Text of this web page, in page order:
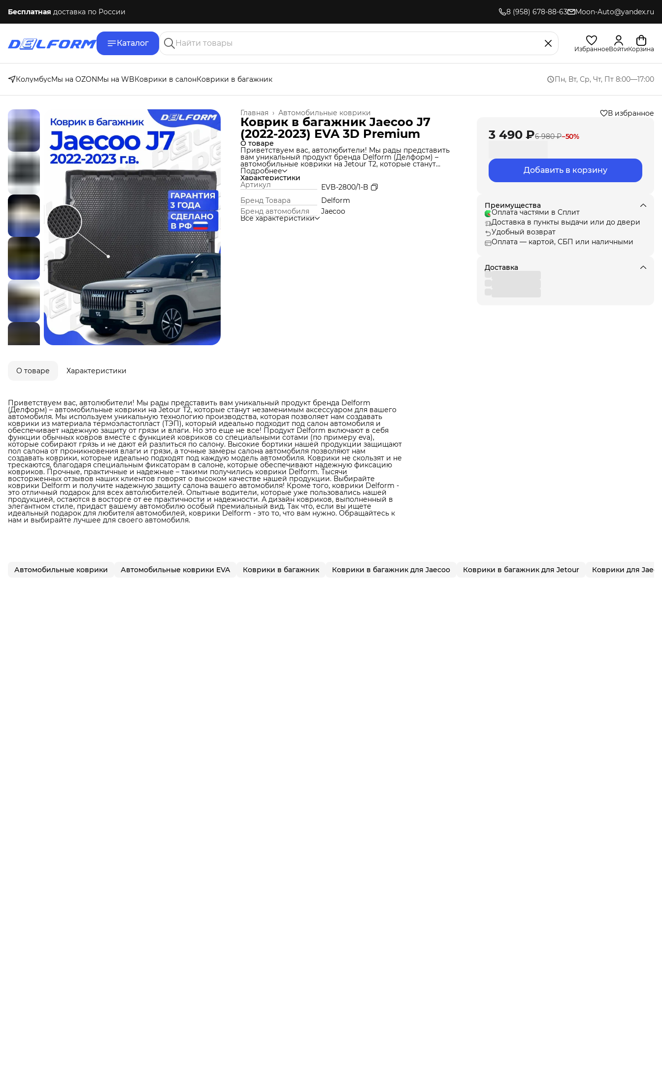
Бесплатная доставка по России 8 (958) 678-88-63 Moon-Auto@yandex.ru
Каталог
ИзбранноеВойтиКорзина
КолумбусМы на OZONМы на WBКоврики в салонКоврики в багажник Пн, Вт, Ср, Чт, Пт 8:00—17:00
Автомобильные коврики
Главная ›
Коврик в багажник Jaecoo J7
(2022-2023) EVA 3D Premium
О товаре
Приветствуем вас, автолюбители! Мы рады представить
вам уникальный продукт бренда Delform (Делформ) –
автомобильные коврики на Jetour T2, которые станут
незаменимым аксессуаром для вашего автомобиля. Мы
используем уникальную технологию производства,
которая позволяет нам создавать коврики из материала
термоэластопласт (ТЭП), который идеально подходит под
салон автомобиля и обеспечивает надежную защиту от
грязи и влаги. Но это еще не все! Продукт Delform
включают в себя функции обычных ковров вместе с
функцией ковриков со специальными сотами (по
Подробнее
Характеристики
Артикул
EVB-2800/1-B
Бренд Товара
Delform
Бренд автомобиля
Jaecoo
Все характеристики
В избранное
3 490 ₽6 980 ₽−50%
Добавить в корзину
Преимущества
Оплата частями в Сплит
Доставка в пункты выдачи или до двери
Удобный возврат
Оплата — картой, СБП или наличными
Доставка
О товаре Характеристики
Приветствуем вас, автолюбители! Мы рады представить вам уникальный продукт бренда Delform
(Делформ) – автомобильные коврики на Jetour T2, которые станут незаменимым аксессуаром для вашего
автомобиля. Мы используем уникальную технологию производства, которая позволяет нам создавать
коврики из материала термоэластопласт (ТЭП), который идеально подходит под салон автомобиля и
обеспечивает надежную защиту от грязи и влаги. Но это еще не все! Продукт Delform включают в себя
функции обычных ковров вместе с функцией ковриков со специальными сотами (по примеру eva),
которые собирают грязь и не дают ей разлиться по салону. Высокие бортики нашей продукции защищают
пол салона от проникновения влаги и грязи, а точные замеры салона автомобиля позволяют нам
создавать коврики, которые идеально подходят под каждую модель автомобиля. Коврики не скользят и не
трескаются, благодаря специальным фиксаторам в салоне, которые обеспечивают надежную фиксацию
ковриков. Прочные, практичные и надежные – такими получились коврики Delform. Тысячи
восторженных отзывов наших клиентов говорят о высоком качестве нашей продукции. Выбирайте
коврики Delform и получите надежную защиту салона вашего автомобиля! Кроме того, коврики Delform -
это отличный подарок для всех автолюбителей. Опытные водители, которые уже пользовались нашей
продукцией, остаются в восторге от ее практичности и надежности. А дизайн ковриков, выполненный в
элегантном стиле, придаст вашему автомобилю особый премиальный вид. Так что, если вы ищете
идеальный подарок для любителя автомобилей, коврики Delform - это то, что вам нужно. Обращайтесь к
нам и выбирайте лучшее для своего автомобиля.
Автомобильные коврики Автомобильные коврики EVA Коврики в багажник Коврики в багажник для Jaecoo Коврики в багажник для Jetour Коврики для